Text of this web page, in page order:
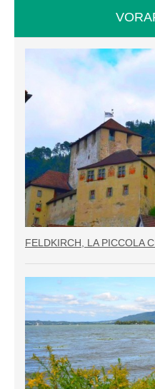
FELDKIRCH, LA PICCOLA